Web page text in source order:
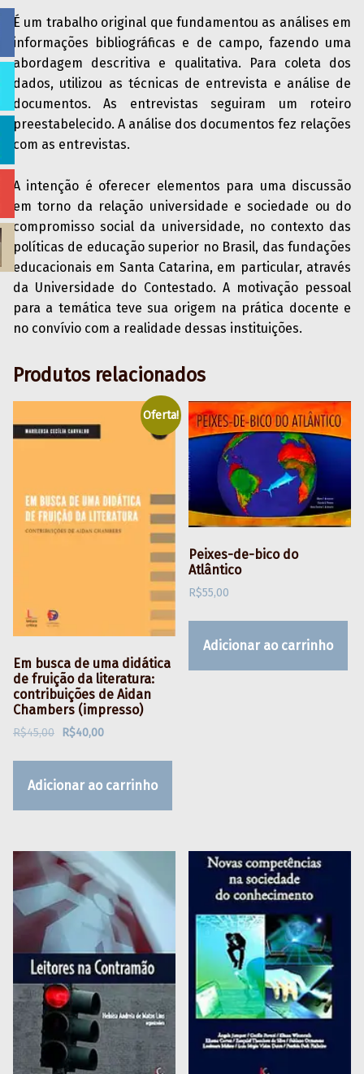
É um trabalho original que fundamentou as análises em
informações bibliográficas e de campo, fazendo uma
abordagem descritiva e qualitativa. Para coleta dos
dados, utilizou as técnicas de entrevista e análise de
documentos. As entrevistas seguiram um roteiro
preestabelecido. A análise dos documentos fez relações
com as entrevistas.
A intenção é oferecer elementos para uma discussão
em torno da relação universidade e sociedade ou do
compromisso social da universidade, no contexto das
políticas de educação superior no Brasil, das fundações
educacionais em Santa Catarina, em particular, através
da Universidade do Contestado. A motivação pessoal
para a temática teve sua origem na prática docente e
no convívio com a realidade dessas instituições.
Produtos relacionados
Oferta!
Em busca de uma didática
de fruição da literatura:
contribuições de Aidan
Chambers (impresso)
R$45,00 O preço original era: R$45,00.
R$40,00
Adicionar ao carrinho
Peixes-de-bico do
Atlântico
R$55,00
Adicionar ao carrinho